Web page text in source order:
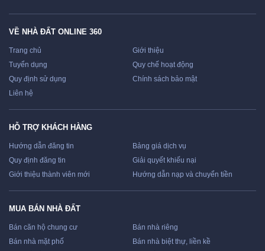
VỀ NHÀ ĐẤT ONLINE 360
Trang chủ
Giới thiệu
Tuyển dụng
Quy chế hoạt động
Quy định sử dụng
Chính sách bảo mật
Liên hệ
HỖ TRỢ KHÁCH HÀNG
Hướng dẫn đăng tin
Bảng giá dịch vụ
Quy định đăng tin
Giải quyết khiếu nại
Giới thiệu thành viên mới
Hướng dẫn nạp và chuyển tiền
MUA BÁN NHÀ ĐẤT
Bán căn hộ chung cư
Bán nhà riêng
Bán nhà mặt phố
Bán nhà biệt thự, liền kề